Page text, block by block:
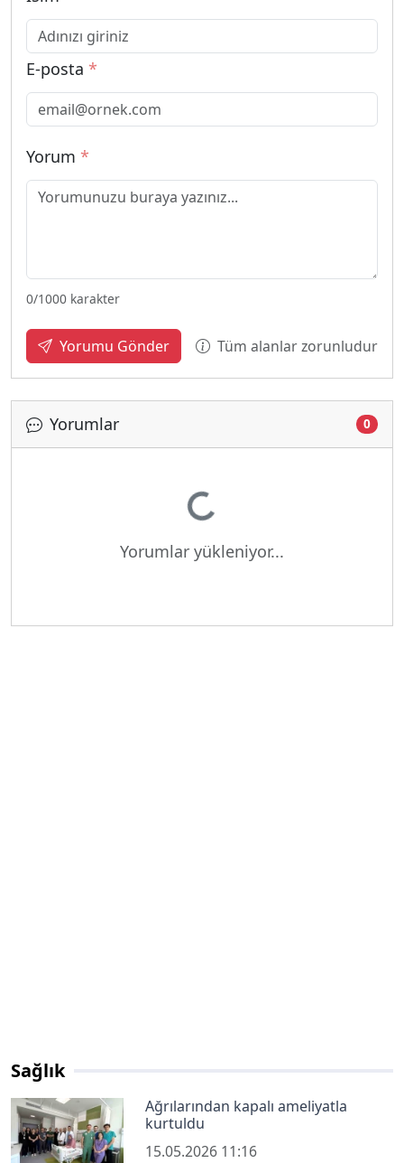
E-posta *
Yorum *
0/1000 karakter
Yorumu Gönder Tüm alanlar zorunludur
Yorumlar 0
Yükleniyor...
Yorumlar yükleniyor...
Sağlık
Ağrılarından kapalı ameliyatla
kurtuldu
15.05.2026 11:16